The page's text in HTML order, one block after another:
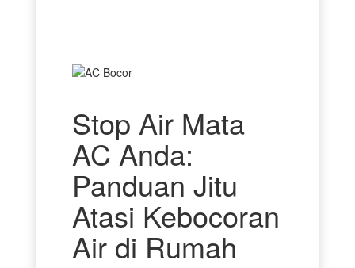
Stop Air Mata
AC Anda:
Panduan Jitu
Atasi Kebocoran
Air di Rumah